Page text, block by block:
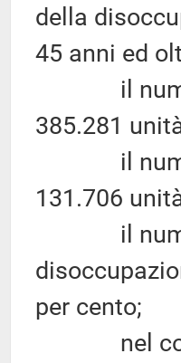
della
45 anni ed
il numero
385.281
il numero
131.706
il numero
per cento;
nel